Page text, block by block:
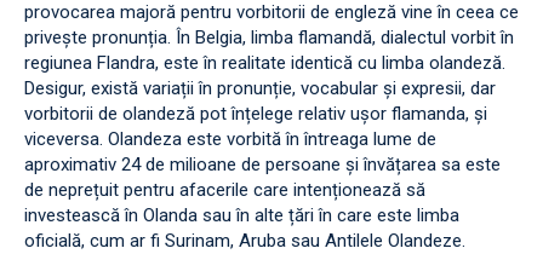
provocarea majoră pentru vorbitorii de engleză vine în ceea ce
privește pronunția. În Belgia, limba flamandă, dialectul vorbit în
regiunea Flandra, este în realitate identică cu limba olandeză.
Desigur, există variații în pronunție, vocabular și expresii, dar
vorbitorii de olandeză pot înțelege relativ ușor flamanda, și
viceversa. Olandeza este vorbită în întreaga lume de
aproximativ 24 de milioane de persoane și învățarea sa este
de neprețuit pentru afacerile care intenționează să
investească în Olanda sau în alte țări în care este limba
oficială, cum ar fi Surinam, Aruba sau Antilele Olandeze.